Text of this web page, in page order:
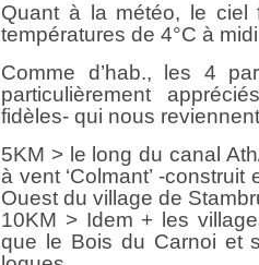
Quant à la météo, le ciel
températures de 4°C à
Comme d’hab., les 4
particulièrement
fidèles- qui nous
5KM > le long du canal
à vent ‘Colmant’ -construit
Ouest du village de
10KM > Idem + les
que le Bois du Carnoi et